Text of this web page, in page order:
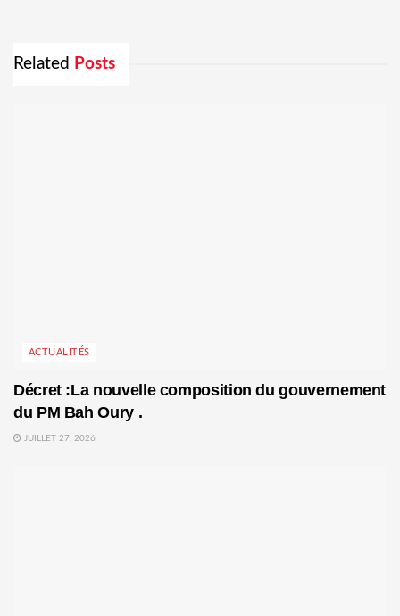
Related Posts
ACTUALITÉS
Décret :La nouvelle composition du gouvernement
du PM Bah Oury .
JUILLET 27, 2026